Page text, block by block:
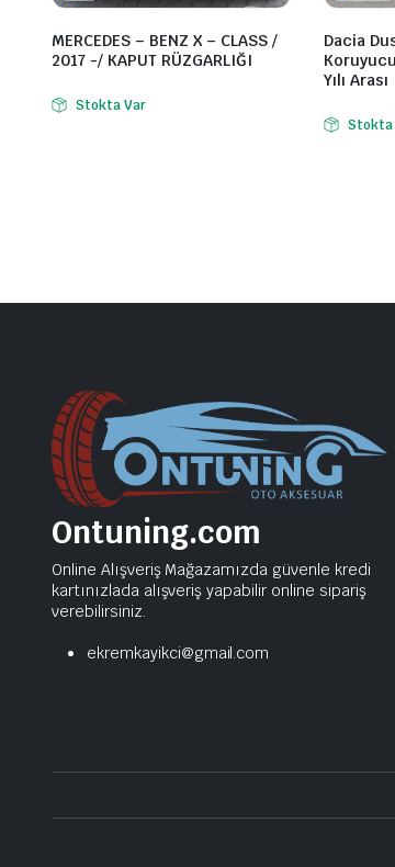
MERCEDES – BENZ X – CLASS /
2017 -/ KAPUT RÜZGARLIĞI
Stokta Var
Dacia
Yılı Arası
Stokta
Ontuning.com
Online Alışveriş Mağazamızda güvenle kredi
kartınızlada alışveriş yapabilir online sipariş
verebilirsiniz.
ekremkayikci@gmail.com